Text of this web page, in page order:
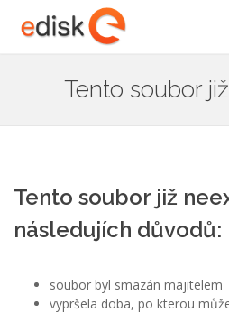
Tento soubor
Tento soubor již
následujích důvodů:
soubor byl smazán majitelem
vypršela doba, po kterou